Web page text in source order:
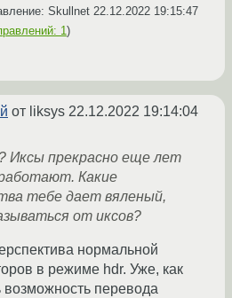
Skullnet 22.12.2022 19:15:47
1)
от liksys 22.12.2022 19:14:04
Иксы прекрасно еще лет
Какие
тебе дает вяленый,
от иксов?
нормальной
в режиме hdr. Уже, как
перевода